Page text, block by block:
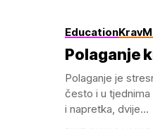
Education
Polaganje
Polaganje je
često i u
i napretka, dvije...